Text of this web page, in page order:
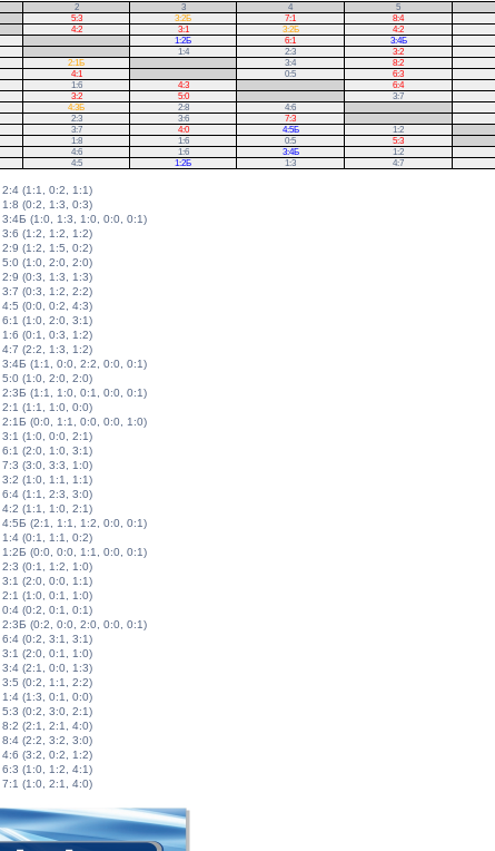
2 3 4 5
5:3 3:2Б 7:1 8:4
4:2 3:1 3:2Б 4:2
1:2Б 6:1 3:4Б
1:4 2:3 3:2
2:1Б 3:4 8:2
4:1 0:5 6:3
1:6 4:3 6:4
3:2 5:0 3:7
4:3Б 2:8 4:6
2:3 3:6 7:3
3:7 4:0 4:5Б 1:2
1:8 1:6 0:5 5:3
4:6 1:6 3:4Б 1:2
4:5 1:2Б 1:3 4:7
2:4 (1:1, 0:2, 1:1)
1:8 (0:2, 1:3, 0:3)
3:4Б (1:0, 1:3, 1:0, 0:0, 0:1)
3:6 (1:2, 1:2, 1:2)
2:9 (1:2, 1:5, 0:2)
5:0 (1:0, 2:0, 2:0)
2:9 (0:3, 1:3, 1:3)
3:7 (0:3, 1:2, 2:2)
4:5 (0:0, 0:2, 4:3)
6:1 (1:0, 2:0, 3:1)
1:6 (0:1, 0:3, 1:2)
4:7 (2:2, 1:3, 1:2)
3:4Б (1:1, 0:0, 2:2, 0:0, 0:1)
5:0 (1:0, 2:0, 2:0)
2:3Б (1:1, 1:0, 0:1, 0:0, 0:1)
2:1 (1:1, 1:0, 0:0)
2:1Б (0:0, 1:1, 0:0, 0:0, 1:0)
3:1 (1:0, 0:0, 2:1)
6:1 (2:0, 1:0, 3:1)
7:3 (3:0, 3:3, 1:0)
3:2 (1:0, 1:1, 1:1)
6:4 (1:1, 2:3, 3:0)
4:2 (1:1, 1:0, 2:1)
4:5Б (2:1, 1:1, 1:2, 0:0, 0:1)
1:4 (0:1, 1:1, 0:2)
1:2Б (0:0, 0:0, 1:1, 0:0, 0:1)
2:3 (0:1, 1:2, 1:0)
3:1 (2:0, 0:0, 1:1)
2:1 (1:0, 0:1, 1:0)
0:4 (0:2, 0:1, 0:1)
2:3Б (0:2, 0:0, 2:0, 0:0, 0:1)
6:4 (0:2, 3:1, 3:1)
3:1 (2:0, 0:1, 1:0)
3:4 (2:1, 0:0, 1:3)
3:5 (0:2, 1:1, 2:2)
1:4 (1:3, 0:1, 0:0)
5:3 (0:2, 3:0, 2:1)
8:2 (2:1, 2:1, 4:0)
8:4 (2:2, 3:2, 3:0)
4:6 (3:2, 0:2, 1:2)
6:3 (1:0, 1:2, 4:1)
7:1 (1:0, 2:1, 4:0)